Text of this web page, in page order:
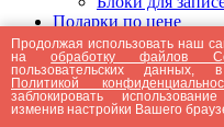
Подарки по цене
Подарки от
Подарки до
Подарки до
Подарки до
Подарки до 1000
Продолжая использовать наш
наобработку файлов
пользовательских данных,
Политикой
заблокировать
изменив настройки Вашего